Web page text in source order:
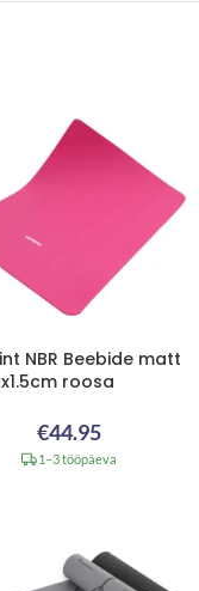
NBR Beebide matt
roosa
€44.95
1–3 tööpäeva